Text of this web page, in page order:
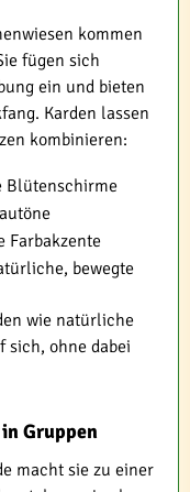
kommen
fügen sich
ein und bieten
Karden lassen
kombinieren:
Blütenschirme
Farbakzente
bewegte
wie natürliche
sich, ohne dabei
Gruppen
macht sie zu einer